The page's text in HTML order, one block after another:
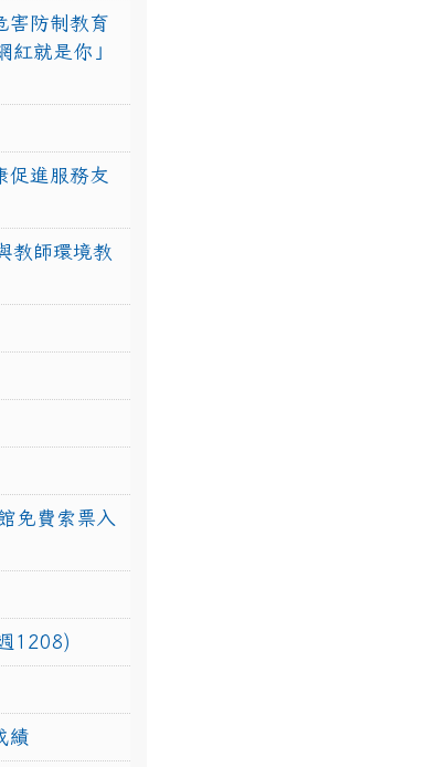
害防制教育
紅就是你」
促進服務友
教師環境教
免費索票入
1208)
績